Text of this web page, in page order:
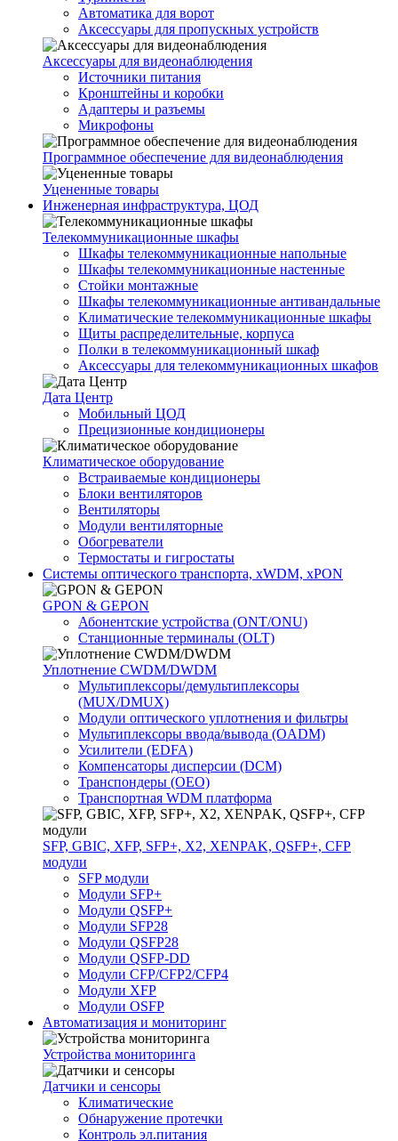
Автоматика для ворот
Аксессуары для пропускных устройств
Аксессуары для видеонаблюдения
Источники питания
Кронштейны и коробки
Адаптеры и разъемы
Микрофоны
Программное обеспечение для видеонаблюдения
Уцененные товары
Инженерная инфраструктура, ЦОД
Телекоммуникационные шкафы
Шкафы телекоммуникационные напольные
Шкафы телекоммуникационные настенные
Стойки монтажные
Шкафы телекоммуникационные антивандальные
Климатические телекоммуникационные шкафы
Щиты распределительные, корпуса
Полки в телекоммуникационный шкаф
Аксессуары для телекоммуникационных шкафов
Дата Центр
Мобильный ЦОД
Прецизионные кондиционеры
Климатичeское оборудование
Встраиваемые кондиционеры
Блоки вентиляторов
Вентиляторы
Модули вентиляторные
Обогреватели
Термостаты и гигростаты
Системы оптического транспорта, xWDM, xPON
GPON & GEPON
Абонентские устройства (ONT/ONU)
Станционные терминалы (OLT)
Уплотнение CWDM/DWDM
Мультиплексоры/демультиплексоры
(MUX/DMUX)
Модули оптического уплотнения и фильтры
Мультиплексоры ввода/вывода (OADM)
Усилители (EDFA)
Компенсаторы дисперсии (DCM)
Транспондеры (OEO)
Транспортная WDM платформа
SFP, GBIC, XFP, SFP+, X2, XENPAK, QSFP+, CFP
модули
SFP модули
Модули SFP+
Модули QSFP+
Модули SFP28
Модули QSFP28
Модули QSFP-DD
Модули CFP/CFP2/CFP4
Модули XFP
Модули OSFP
Автоматизация и мониторинг
Устройства мониторинга
Датчики и сенсоры
Климатические
Обнаружение протечки
Контроль эл.питания